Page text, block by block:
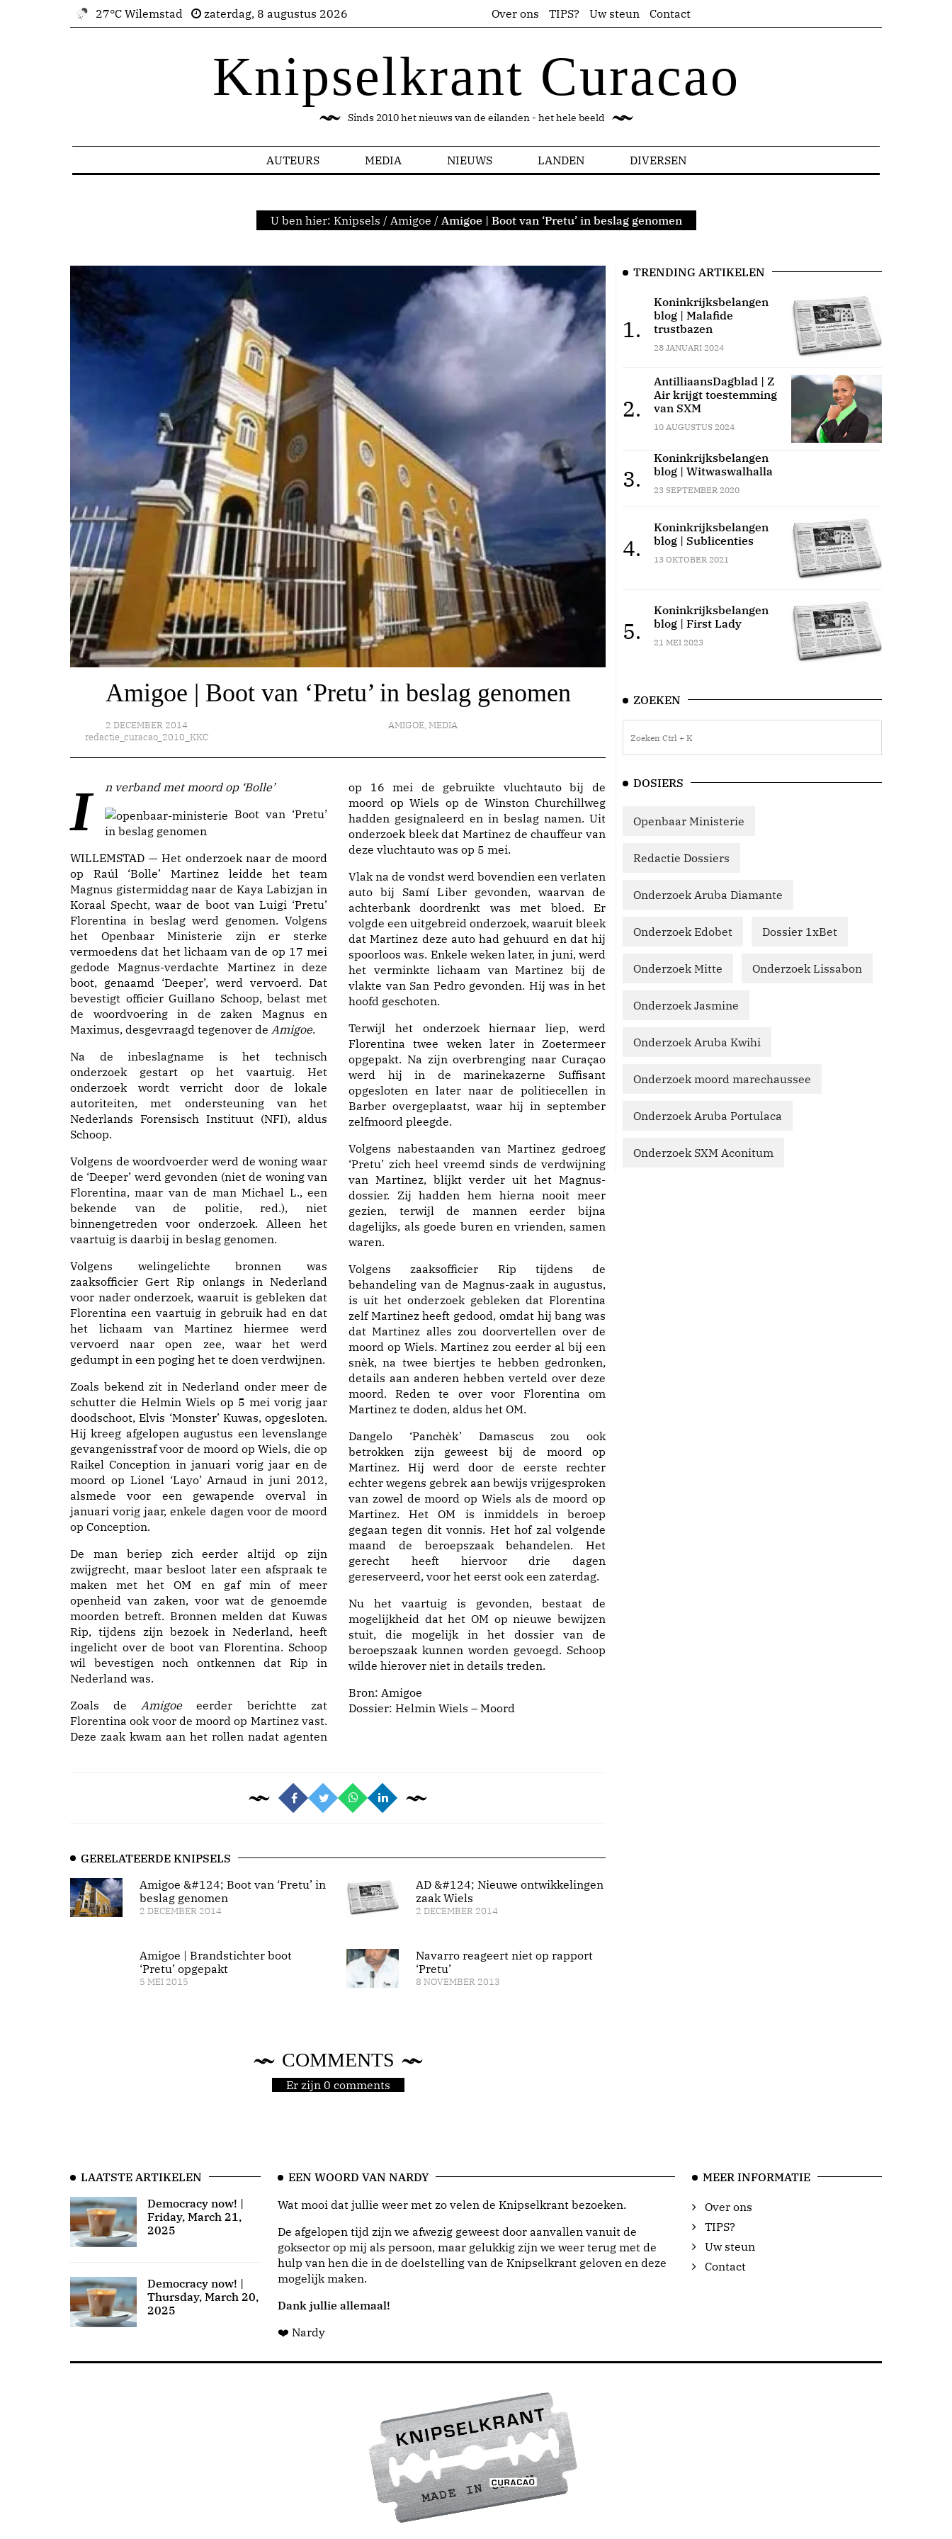
27°C Wilemstad zaterdag, 8 augustus 2026 Over ons TIPS? Uw steun Contact
Knipselkrant Curacao
Sinds 2010 het nieuws van de eilanden - het hele beeld
AUTEURS MEDIA NIEUWS LANDEN DIVERSEN
U ben hier: Knipsels / Amigoe / Amigoe | Boot van ‘Pretu’ in beslag genomen
Amigoe | Boot van ‘Pretu’ in beslag genomen
2 DECEMBER 2014
redactie_curacao_2010_KKC
AMIGOE, MEDIA
In verband met moord op ‘Bolle’
Boot van ‘Pretu’
in beslag genomen
WILLEMSTAD — Het onderzoek naar de moord
op Raúl ‘Bolle’ Martinez leidde het team
Magnus gistermiddag naar de Kaya Labizjan in
Koraal Specht, waar de boot van Luigi ‘Pretu’
Florentina in beslag werd genomen. Volgens
het Openbaar Ministerie zijn er sterke
vermoedens dat het lichaam van de op 17 mei
gedode Magnus-verdachte Martinez in deze
boot, genaamd ‘Deeper’, werd vervoerd. Dat
bevestigt officier Guillano Schoop, belast met
de woordvoering in de zaken Magnus en
Maximus, desgevraagd tegenover de Amigoe.
Na de inbeslagname is het technisch
onderzoek gestart op het vaartuig. Het
onderzoek wordt verricht door de lokale
autoriteiten, met ondersteuning van het
Nederlands Forensisch Instituut (NFI), aldus
Schoop.
Volgens de woordvoerder werd de woning waar
de ‘Deeper’ werd gevonden (niet de woning van
Florentina, maar van de man Michael L., een
bekende van de politie, red.), niet
binnengetreden voor onderzoek. Alleen het
vaartuig is daarbij in beslag genomen.
Volgens welingelichte bronnen was
zaaksofficier Gert Rip onlangs in Nederland
voor nader onderzoek, waaruit is gebleken dat
Florentina een vaartuig in gebruik had en dat
het lichaam van Martinez hiermee werd
vervoerd naar open zee, waar het werd
gedumpt in een poging het te doen verdwijnen.
Zoals bekend zit in Nederland onder meer de
schutter die Helmin Wiels op 5 mei vorig jaar
doodschoot, Elvis ‘Monster’ Kuwas, opgesloten.
Hij kreeg afgelopen augustus een levenslange
gevangenisstraf voor de moord op Wiels, die op
Raikel Conception in januari vorig jaar en de
moord op Lionel ‘Layo’ Arnaud in juni 2012,
alsmede voor een gewapende overval in
januari vorig jaar, enkele dagen voor de moord
op Conception.
De man beriep zich eerder altijd op zijn
zwijgrecht, maar besloot later een afspraak te
maken met het OM en gaf min of meer
openheid van zaken, voor wat de genoemde
moorden betreft. Bronnen melden dat Kuwas
Rip, tijdens zijn bezoek in Nederland, heeft
ingelicht over de boot van Florentina. Schoop
wil bevestigen noch ontkennen dat Rip in
Nederland was.
Zoals de Amigoe eerder berichtte zat
Florentina ook voor de moord op Martinez vast.
Deze zaak kwam aan het rollen nadat agenten
op 16 mei de gebruikte vluchtauto bij de
moord op Wiels op de Winston Churchillweg
hadden gesignaleerd en in beslag namen. Uit
onderzoek bleek dat Martinez de chauffeur van
deze vluchtauto was op 5 mei.
Vlak na de vondst werd bovendien een verlaten
auto bij Samí Liber gevonden, waarvan de
achterbank doordrenkt was met bloed. Er
volgde een uitgebreid onderzoek, waaruit bleek
dat Martinez deze auto had gehuurd en dat hij
spoorloos was. Enkele weken later, in juni, werd
het verminkte lichaam van Martinez bij de
vlakte van San Pedro gevonden. Hij was in het
hoofd geschoten.
Terwijl het onderzoek hiernaar liep, werd
Florentina twee weken later in Zoetermeer
opgepakt. Na zijn overbrenging naar Curaçao
werd hij in de marinekazerne Suffisant
opgesloten en later naar de politiecellen in
Barber overgeplaatst, waar hij in september
zelfmoord pleegde.
Volgens nabestaanden van Martinez gedroeg
‘Pretu’ zich heel vreemd sinds de verdwijning
van Martinez, blijkt verder uit het Magnus-
dossier. Zij hadden hem hierna nooit meer
gezien, terwijl de mannen eerder bijna
dagelijks, als goede buren en vrienden, samen
waren.
Volgens zaaksofficier Rip tijdens de
behandeling van de Magnus-zaak in augustus,
is uit het onderzoek gebleken dat Florentina
zelf Martinez heeft gedood, omdat hij bang was
dat Martinez alles zou doorvertellen over de
moord op Wiels. Martinez zou eerder al bij een
snèk, na twee biertjes te hebben gedronken,
details aan anderen hebben verteld over deze
moord. Reden te over voor Florentina om
Martinez te doden, aldus het OM.
Dangelo ‘Panchèk’ Damascus zou ook
betrokken zijn geweest bij de moord op
Martinez. Hij werd door de eerste rechter
echter wegens gebrek aan bewijs vrijgesproken
van zowel de moord op Wiels als de moord op
Martinez. Het OM is inmiddels in beroep
gegaan tegen dit vonnis. Het hof zal volgende
maand de beroepszaak behandelen. Het
gerecht heeft hiervoor drie dagen
gereserveerd, voor het eerst ook een zaterdag.
Nu het vaartuig is gevonden, bestaat de
mogelijkheid dat het OM op nieuwe bewijzen
stuit, die mogelijk in het dossier van de
beroepszaak kunnen worden gevoegd. Schoop
wilde hierover niet in details treden.
Bron: Amigoe
Dossier: Helmin Wiels – Moord
GERELATEERDE KNIPSELS
Amigoe &#124; Boot van ‘Pretu’ in
beslag genomen
2 DECEMBER 2014
Amigoe | Brandstichter boot
‘Pretu’ opgepakt
5 MEI 2015
AD &#124; Nieuwe ontwikkelingen
zaak Wiels
2 DECEMBER 2014
Navarro reageert niet op rapport
‘Pretu’
8 NOVEMBER 2013
COMMENTS
Er zijn 0 comments
TRENDING ARTIKELEN
1.
Koninkrijksbelangen
blog | Malafide
trustbazen
28 JANUARI 2024
2.
AntilliaansDagblad | Z
Air krijgt toestemming
van SXM
10 AUGUSTUS 2024
3.
Koninkrijksbelangen
blog | Witwaswalhalla
23 SEPTEMBER 2020
4.
Koninkrijksbelangen
blog | Sublicenties
13 OKTOBER 2021
5.
Koninkrijksbelangen
blog | First Lady
21 MEI 2023
ZOEKEN
DOSIERS
Openbaar Ministerie
Redactie Dossiers
Onderzoek Aruba Diamante
Onderzoek Edobet Dossier 1xBet
Onderzoek Mitte Onderzoek Lissabon
Onderzoek Jasmine
Onderzoek Aruba Kwihi
Onderzoek moord marechaussee
Onderzoek Aruba Portulaca
Onderzoek SXM Aconitum
LAATSTE ARTIKELEN
Democracy now! |
Friday, March 21,
2025
Democracy now! |
Thursday, March 20,
2025
EEN WOORD VAN NARDY
Wat mooi dat jullie weer met zo velen de Knipselkrant bezoeken.
De afgelopen tijd zijn we afwezig geweest door aanvallen vanuit de
goksector op mij als persoon, maar gelukkig zijn we weer terug met de
hulp van hen die in de doelstelling van de Knipselkrant geloven en deze
mogelijk maken.
Dank jullie allemaal!
❤️ Nardy
MEER INFORMATIE
Over ons
TIPS?
Uw steun
Contact